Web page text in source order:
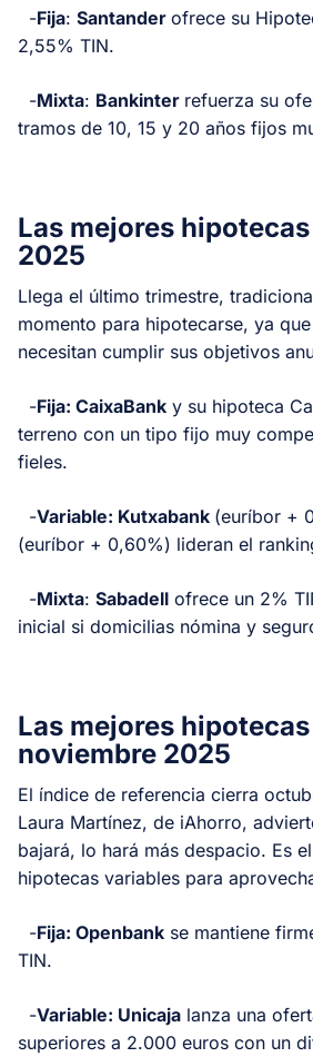
-Fija: Santander ofrece su
2,55% TIN.
-Mixta: Bankinter refuerza su
tramos de 10, 15 y 20 años fijos
Las mejores
2025
Llega el último trimestre,
momento para hipotecarse, ya
necesitan cumplir sus objetivos
-Fija: CaixaBank y su hipoteca
terreno con un tipo fijo muy
fieles.
-Variable: Kutxabank (euríbor +
(euríbor + 0,60%) lideran el
-Mixta: Sabadell ofrece un 2%
inicial si domicilias nómina y
Las mejores
noviembre 2025
El índice de referencia cierra
Laura Martínez, de iAhorro,
bajará, lo hará más despacio. Es
hipotecas variables para
-Fija: Openbank se mantiene
TIN.
-Variable: Unicaja lanza una
superiores a 2.000 euros con un